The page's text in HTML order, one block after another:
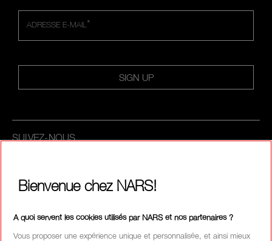
*
ADRESSE E-MAIL
SIGN UP
SUIVEZ-NOUS
Bienvenue chez NARS!
A quoi servent les cookies utilisés par NARS et nos partenaires ?
Vous proposer une expérience unique et personnalisée, et ainsi mieux